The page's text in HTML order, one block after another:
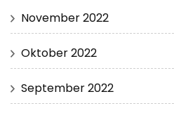
November 2022
Oktober 2022
September 2022